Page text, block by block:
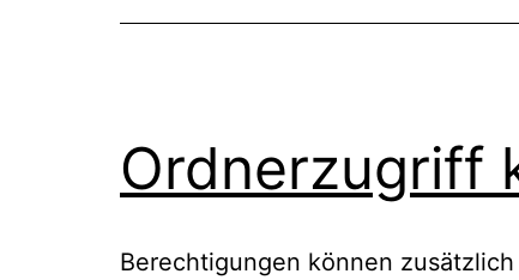
Ordnerzugriff
Berechtigungen können